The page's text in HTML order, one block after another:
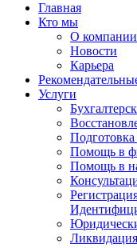
Главная
Кто мы
О компании
Новости
Карьера
Услуги
Подготовка
Помощь в
Помощь в